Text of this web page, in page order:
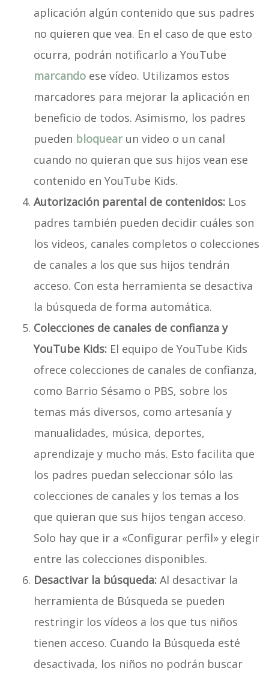
aplicación algún contenido que sus padres
no quieren que vea. En el caso de que esto
ocurra, podrán notificarlo a YouTube
marcandoese vídeo. Utilizamos estos
marcadores para mejorar la aplicación en
beneficio de todos. Asimismo, los padres
pueden bloquearun video o un canal
cuando no quieran que sus hijos vean ese
contenido en YouTube Kids.
Autorización parental de contenidos: Los
padres también pueden decidir cuáles son
los videos, canales completos o colecciones
de canales a los que sus hijos tendrán
acceso. Con esta herramienta se desactiva
la búsqueda de forma automática.
Colecciones de canales de confianza y
YouTube Kids: El equipo de YouTube Kids
ofrece colecciones de canales de confianza,
como Barrio Sésamo o PBS, sobre los
temas más diversos, como artesanía y
manualidades, música, deportes,
aprendizaje y mucho más. Esto facilita que
los padres puedan seleccionar sólo las
colecciones de canales y los temas a los
que quieran que sus hijos tengan acceso.
Solo hay que ir a «Configurar perfil» y elegir
entre las colecciones disponibles.
Desactivar la búsqueda: Al desactivar la
herramienta de Búsqueda se pueden
restringir los vídeos a los que tus niños
tienen acceso. Cuando la Búsqueda esté
desactivada, los niños no podrán buscar